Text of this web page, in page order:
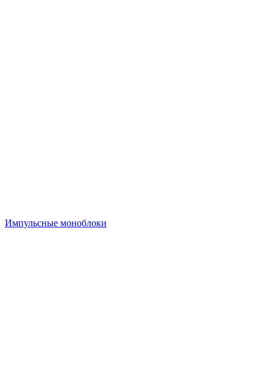
Импульсные моноблоки